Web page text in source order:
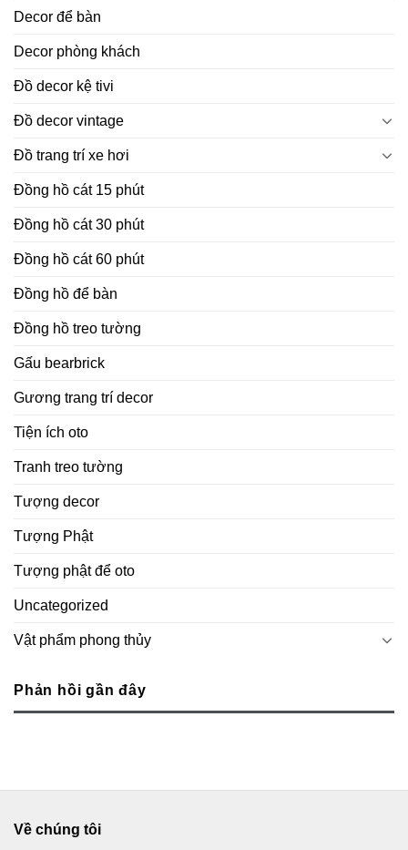
Decor để bàn
Decor phòng khách
Đồ decor kệ tivi
Đồ decor vintage
Đồ trang trí xe hơi
Đồng hồ cát 15 phút
Đồng hồ cát 30 phút
Đồng hồ cát 60 phút
Đồng hồ để bàn
Đồng hồ treo tường
Gấu bearbrick
Gương trang trí decor
Tiện ích oto
Tranh treo tường
Tượng decor
Tượng Phật
Tượng phật để oto
Uncategorized
Vật phẩm phong thủy
Phản hồi gần đây
Về chúng tôi